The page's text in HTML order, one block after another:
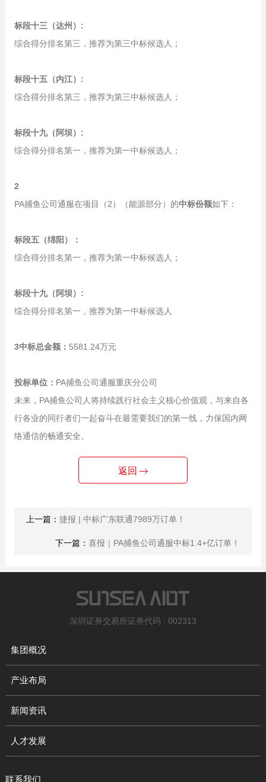
标段十三（达州）:
综合得分排名第三，推荐为第三中标候选人；
标段十五（内江）:
综合得分排名第三，推荐为第三中标候选人；
标段十九（阿坝）:
综合得分排名第一，推荐为第一中标候选人；
2
PA捕鱼公司通服在项目（2）（能源部分）的中标份额如下：
标段五（绵阳）：
综合得分排名第一，推荐为第一中标候选人；
标段十九（阿坝）:
综合得分排名第一，推荐为第一中标候选人
3中标总金额： 5581.24万元
投标单位： PA捕鱼公司通服重庆分公司
未来，PA捕鱼公司人将持续践行社会主义核心价值观，与来自各
行各业的同行者们一起奋斗在最需要我们的第一线，力保国内网
络通信的畅通安全。
返回
上一篇： 捷报 | 中标广东联通7989万订单！
下一篇：喜报｜PA捕鱼公司通服中标1.4+亿订单！
深圳证券交易所证券代码 : 002313
集团概况
产业布局
新闻资讯
人才发展
联系我们